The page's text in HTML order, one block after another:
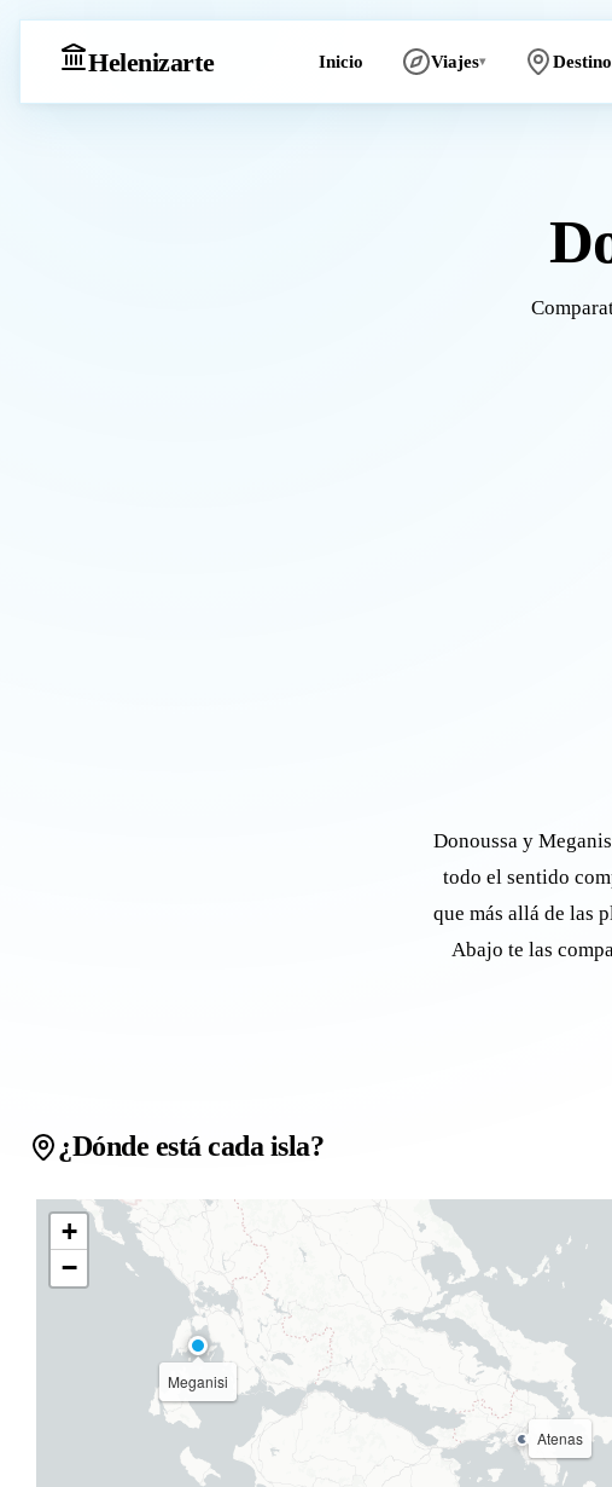
Helenizarte Inicio Viajes▾
Donoussa y
todo el sentido
que más allá de las
Abajo te las
¿Dónde está cada isla?
Meganisi
Atenas
+
−